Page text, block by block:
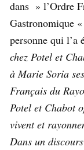
dans » l’Ordre
Gastronomique
personne qui l’a
chez Potel et
à Marie Soria
Français du
Potel et Chabot
vivent et
Dans un